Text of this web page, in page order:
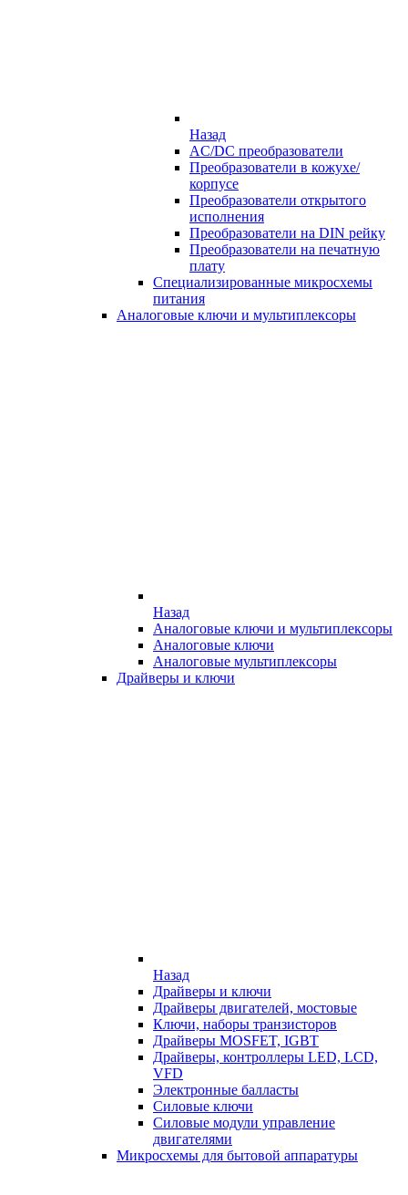
Назад
AC/DC преобразователи
Преобразователи в кожухе/
корпусе
Преобразователи открытого
исполнения
Преобразователи на DIN рейку
Преобразователи на печатную
плату
Специализированные микросхемы
питания
Аналоговые ключи и мультиплексоры
Назад
Аналоговые ключи и мультиплексоры
Аналоговые ключи
Аналоговые мультиплексоры
Драйверы и ключи
Назад
Драйверы и ключи
Драйверы двигателей, мостовые
Ключи, наборы транзисторов
Драйверы MOSFET, IGBT
Драйверы, контроллеры LED, LCD,
VFD
Электронные балласты
Силовые ключи
Силовые модули управление
двигателями
Микросхемы для бытовой аппаратуры